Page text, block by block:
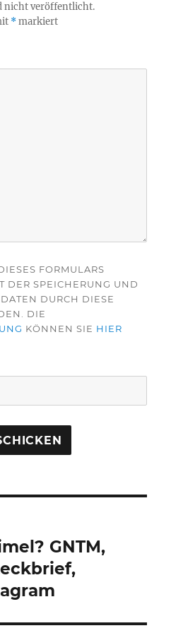
nicht veröffentlicht.
*markiert
FORMULARS
DER SPEICHERUNG UND
DURCH DIESE
DIE
KÖNNEN SIE HIER
GNTM,